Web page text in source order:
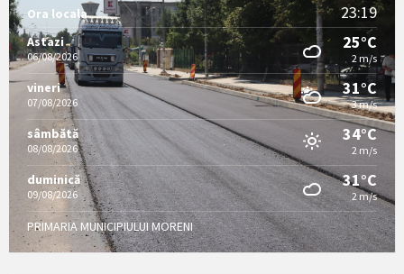
Ora locala 23:19
Astazi
06/08/2026
25°C
2 m/s
vineri
07/08/2026
31°C
3 m/s
sâmbătă
08/08/2026
34°C
2 m/s
duminică
09/08/2026
31°C
2 m/s
PRIMARIA MUNICIPIULUI MORENI